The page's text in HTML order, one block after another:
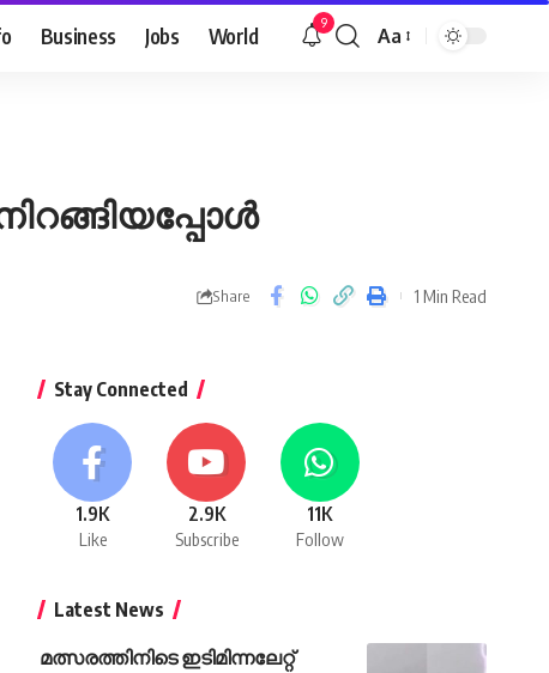
Business Jobs World 9
Font
Aa
Share 1 Min Read
Stay Connected
1.9K
Like
2.9K
Subscribe
11K
Follow
Latest News
മത്സരത്തിനിടെ ഇടിമിന്നലേറ്റ്